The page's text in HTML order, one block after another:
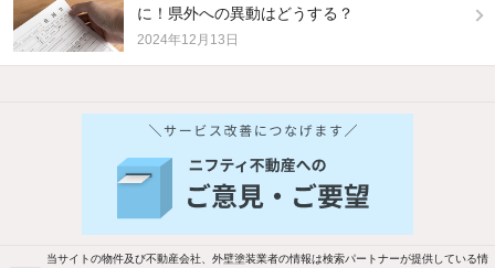
に！県外への異動はどうする？
2024年12月13日
他の人はこんな条件で絞り込んでいます！
バス・トイレ別 2階以上
当サイトの物件及び不動産会社、外壁塗装業者の情報は検索パートナーが提供している情